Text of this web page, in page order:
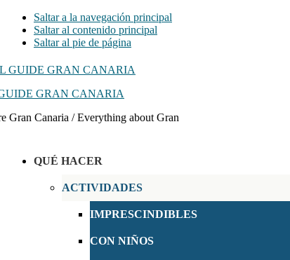
Saltar a la navegación principal
Saltar al contenido principal
Saltar al pie de página
GRAN CANARIA
Gran Canaria / Everything about Gran
QUÉ HACER
ACTIVIDADES
IMPRESCINDIBLES
CON NIÑOS